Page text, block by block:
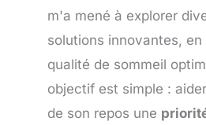
m'a mené à explorer
solutions innovantes,
qualité de sommeil
objectif est simple :
de son repos une